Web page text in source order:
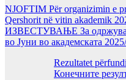
NJOFTIM Për organizimin e
Qershorit në vitin akademik
ИЗВЕСТУВАЊЕ За
во Јуни во академската
Rezultatet
Конечните